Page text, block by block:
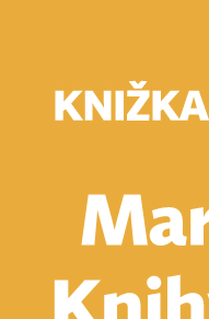
Vyhľadávanie
Vyhľadávanie